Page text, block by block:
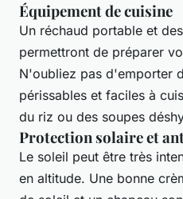
Équipement de cuisine
Un réchaud portable et
permettront de préparer
N'oubliez pas d'emporter
périssables et faciles à
du riz ou des soupes
Protection solaire et
Le soleil peut être très
en altitude. Une bonne